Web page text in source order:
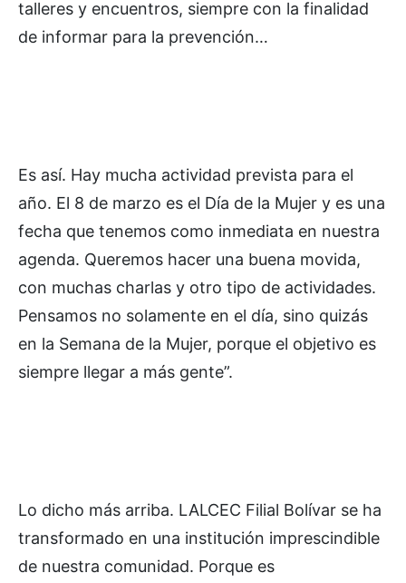
talleres y encuentros, siempre con la finalidad
de informar para la prevención…
Es así. Hay mucha actividad prevista para el
año. El 8 de marzo es el Día de la Mujer y es una
fecha que tenemos como inmediata en nuestra
agenda. Queremos hacer una buena movida,
con muchas charlas y otro tipo de actividades.
Pensamos no solamente en el día, sino quizás
en la Semana de la Mujer, porque el objetivo es
siempre llegar a más gente”.
Lo dicho más arriba. LALCEC Filial Bolívar se ha
transformado en una institución imprescindible
de nuestra comunidad. Porque es